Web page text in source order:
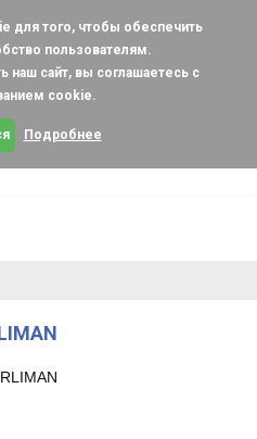
для того, чтобы обеспечить
пользователям.
наш сайт, вы соглашаетесь с
cookie.
Подробнее